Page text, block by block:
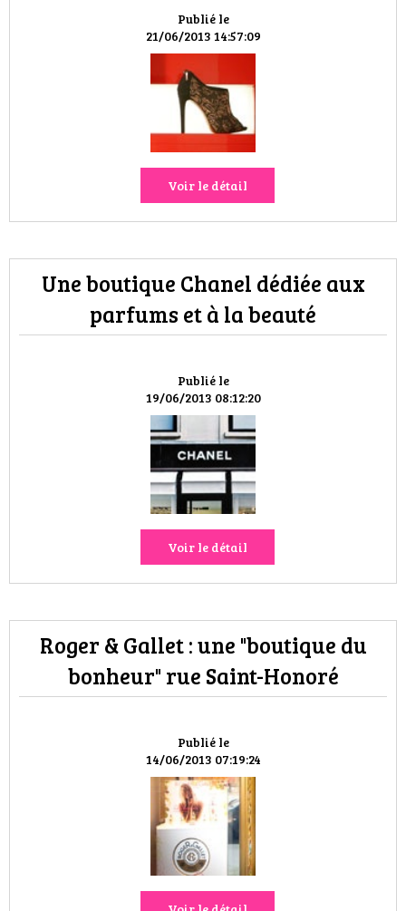
HISTOIRE DES MARQUES
DÉCO
VOYAGES & LOISIRS
Publié le
21/06/2013 14:57:09
Voir le détail
Publié le
19/06/2013 08:12:20
Une boutique Chanel dédiée aux
parfums et à la beauté
Voir le détail
Publié le
14/06/2013 07:19:24
Roger & Gallet : une "boutique du
bonheur" rue Saint-Honoré